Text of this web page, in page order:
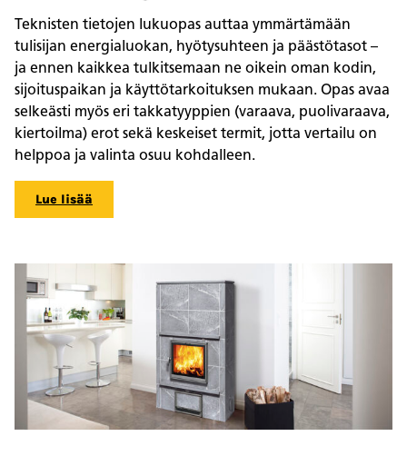
Teknisten tietojen lukuopas auttaa ymmärtämään
tulisijan energialuokan, hyötysuhteen ja päästötasot –
ja ennen kaikkea tulkitsemaan ne oikein oman kodin,
sijoituspaikan ja käyttötarkoituksen mukaan. Opas avaa
selkeästi myös eri takkatyyppien (varaava, puolivaraava,
kiertoilma) erot sekä keskeiset termit, jotta vertailu on
helppoa ja valinta osuu kohdalleen.
Lue lisää